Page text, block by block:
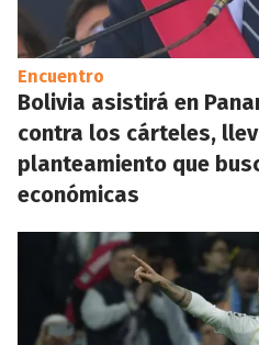
Encuentro
Bolivia asistirá en
contra los cárteles,
planteamiento que
económicas